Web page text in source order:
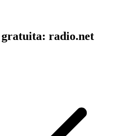
gratuita: radio.net